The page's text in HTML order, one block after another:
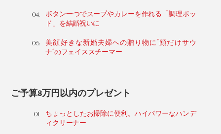
ボタン一つでスープやカレーを作れる「調理ポッ
ド」を結婚祝いに
美顔好きな新婚夫婦への贈り物に“顔だけサウ
ナ”のフェイススチーマー
ご予算3万円以内のプレゼント
ちょっとしたお掃除に便利。ハイパワーなハンデ
ィクリーナー